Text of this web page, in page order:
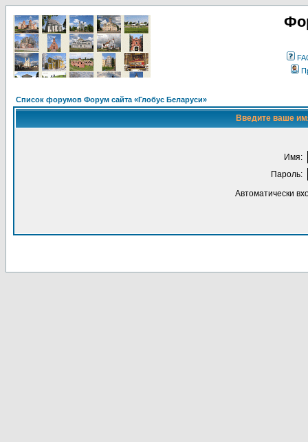
Список форумов Форум сайта «Глобус Беларуси»
Введите ваше
Имя:
Пароль:
Автоматически